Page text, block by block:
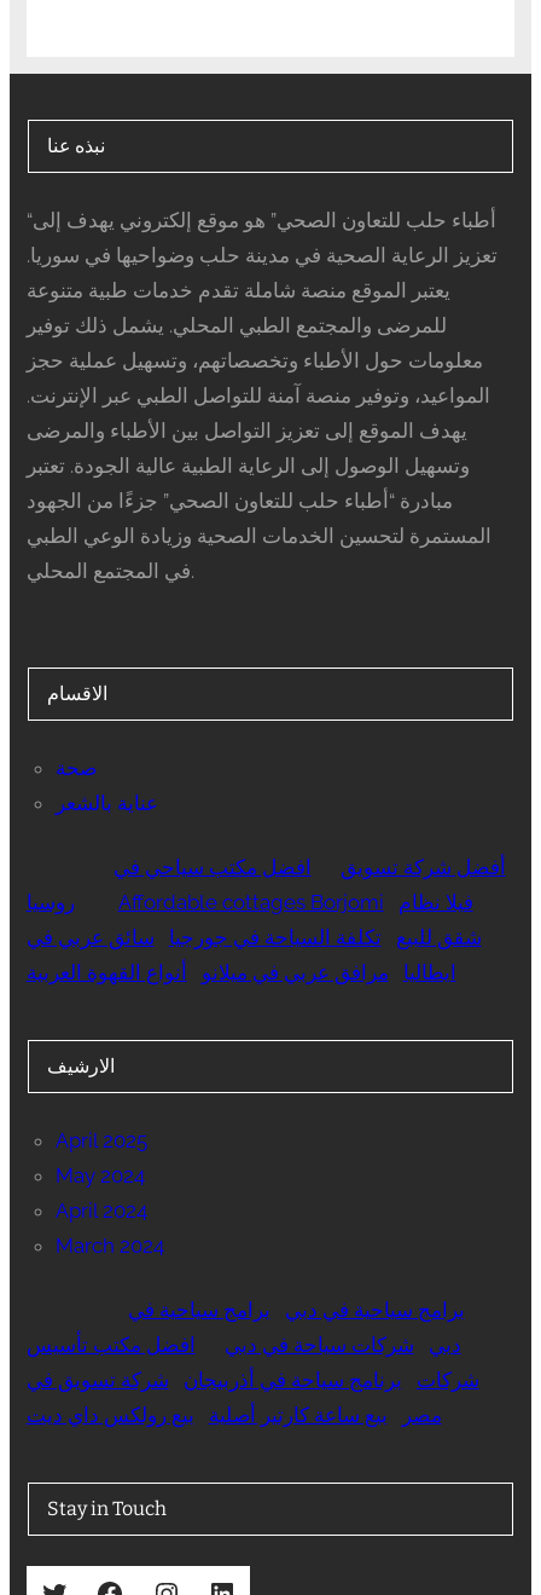
نبذه عنا
“أطباء حلب للتعاون الصحي” هو موقع إلكتروني يهدف إلى
تعزيز الرعاية الصحية في مدينة حلب وضواحيها في سوريا.
يعتبر الموقع منصة شاملة تقدم خدمات طبية متنوعة
للمرضى والمجتمع الطبي المحلي. يشمل ذلك توفير
معلومات حول الأطباء وتخصصاتهم، وتسهيل عملية حجز
المواعيد، وتوفير منصة آمنة للتواصل الطبي عبر الإنترنت.
يهدف الموقع إلى تعزيز التواصل بين الأطباء والمرضى
وتسهيل الوصول إلى الرعاية الطبية عالية الجودة. تعتبر
مبادرة “أطباء حلب للتعاون الصحي” جزءًا من الجهود
المستمرة لتحسين الخدمات الصحية وزيادة الوعي الطبي
في المجتمع المحلي.
الاقسام
صحة
عناية بالشعر
أفضل شركة تسويق
افضل مكتب سياحي في
روسيا
Affordable cottages Borjomi
فيلا نظام
شقق للبيع
تكلفة السياحة في جورجيا
سائق عربي في
ايطاليا
مرافق عربي في ميلانو أنواع القهوة العربية
الارشيف
April 2025
May 2024
April 2024
March 2024
برامج سياحية في دبي
برامج سياحية في
دبي
شركات سياحة في دبي
افضل مكتب تأسيس
شركات
برنامج سياحة في أذربيجان
شركة تسويق في
مصر
بيع ساعة كارتير أصلية بيع رولكس داي ديت
Stay in Touch